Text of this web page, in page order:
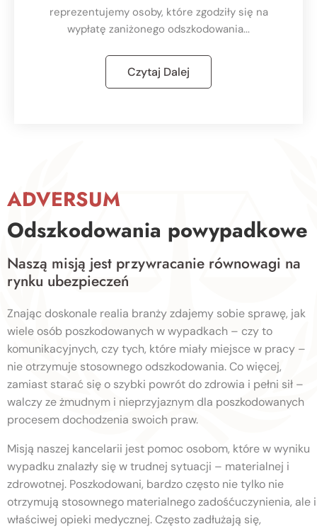
reprezentujemy osoby, które zgodziły się na
wypłatę zaniżonego odszkodowania...
Czytaj Dalej
ADVERSUM
Odszkodowania powypadkowe
Naszą misją jest przywracanie równowagi na
rynku ubezpieczeń
Znając doskonale realia branży zdajemy sobie sprawę, jak
wiele osób poszkodowanych w wypadkach – czy to
komunikacyjnych, czy tych, które miały miejsce w pracy –
nie otrzymuje stosownego odszkodowania. Co więcej,
zamiast starać się o szybki powrót do zdrowia i pełni sił –
walczy ze żmudnym i nieprzyjaznym dla poszkodowanych
procesem dochodzenia swoich praw.
Misją naszej kancelarii jest pomoc osobom, które w wyniku
wypadku znalazły się w trudnej sytuacji – materialnej i
zdrowotnej. Poszkodowani, bardzo często nie tylko nie
otrzymują stosownego materialnego zadośćuczynienia, ale i
właściwej opieki medycznej. Często zadłużają się,